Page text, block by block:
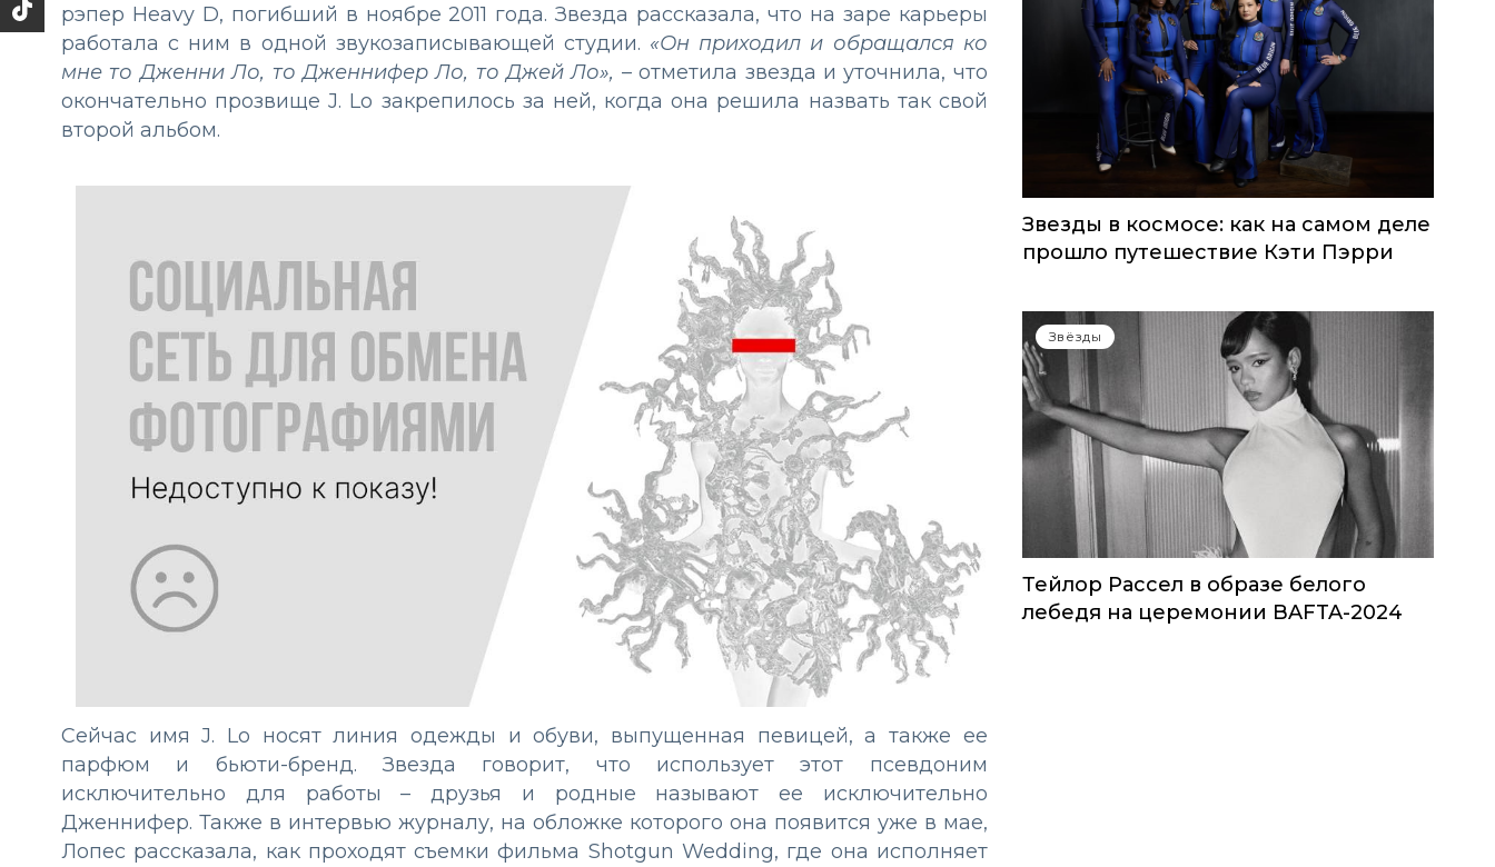
рэпер Heavy D, погибший в ноябре 2011 года. Звезда рассказала, что на заре карьеры
работала с ним в одной звукозаписывающей студии. «Он приходил и обращался ко
мне то Дженни Ло, то Дженнифер Ло, то Джей Ло», – отметила звезда и уточнила, что
окончательно прозвище J. Lo закрепилось за ней, когда она решила назвать так свой
второй альбом.
Сейчас имя J. Lo носят линия одежды и обуви, выпущенная певицей, а также ее
парфюм и бьюти-бренд. Звезда говорит, что использует этот псевдоним
исключительно для работы – друзья и родные называют ее исключительно
Дженнифер. Также в интервью журналу, на обложке которого она появится уже в мае,
Лопес рассказала, как проходят съемки фильма Shotgun Wedding, где она исполняет
Звезды в космосе: как на самом деле
прошло путешествие Кэти Пэрри
Звёзды
Тейлор Рассел в образе белого
лебедя на церемонии BAFTA-2024